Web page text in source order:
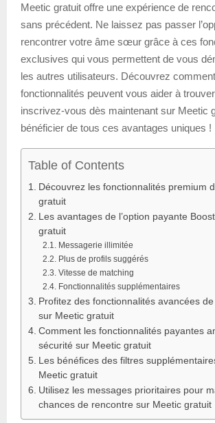
Meetic gratuit offre une expérience de
sans précédent. Ne laissez pas passer
rencontrer votre âme sœur grâce à ces
exclusives qui vous permettent de vous
les autres utilisateurs. Découvrez
fonctionnalités peuvent vous aider à
inscrivez-vous dès maintenant sur Meetic
bénéficier de tous ces avantages uniques !
Table of Contents
Découvrez les fonctionnalités premium
gratuit
Les avantages de l’option payante
gratuit
Messagerie illimitée
Plus de profils suggérés
Vitesse de matching
Fonctionnalités supplémentaires
Profitez des fonctionnalités avancées
sur Meetic gratuit
Comment les fonctionnalités payantes
sécurité sur Meetic gratuit
Les bénéfices des filtres
Meetic gratuit
Utilisez les messages prioritaires pour
chances de rencontre sur Meetic gratuit